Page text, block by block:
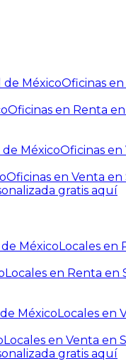
de MéxicoOficinas
Oficinas en Renta
MéxicoOficinas en
Oficinas en Venta en
gratis aquí
MéxicoLocales en
Locales en Renta en
MéxicoLocales en
Locales en Venta en
gratis aquí